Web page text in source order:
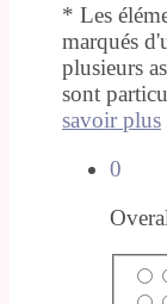
* Les
marqués
plusieurs
sont
savoir plus
0